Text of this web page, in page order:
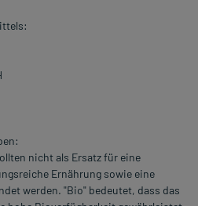
nicht als Ersatz für eine
Ernährung sowie eine
werden. "Bio" bedeutet, dass das